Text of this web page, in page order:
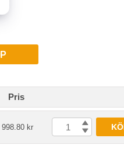
Pris
998.80 kr